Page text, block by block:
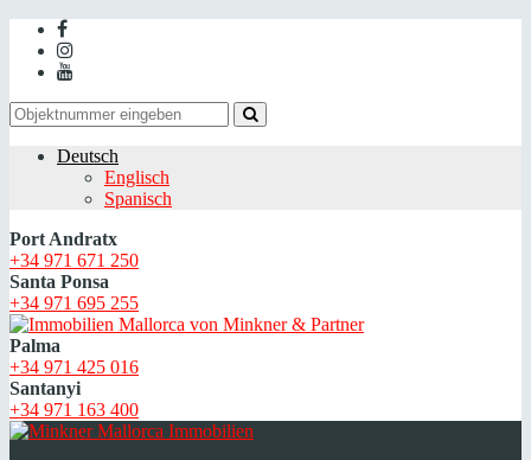
Deutsch
Englisch
Spanisch
Port Andratx
+34 971 671 250
Santa Ponsa
+34 971 695 255
Palma
+34 971 425 016
Santanyi
+34 971 163 400